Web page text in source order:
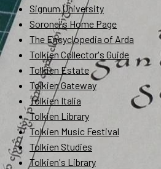
Signum University
Soronel's Home Page
The Encyclopedia of Arda
Tolkien Collector's Guide
Tolkien Estate
Tolkien Gateway
Tolkien Italia
Tolkien Library
Tolkien Music Festival
Tolkien Studies
Tolkien's Library